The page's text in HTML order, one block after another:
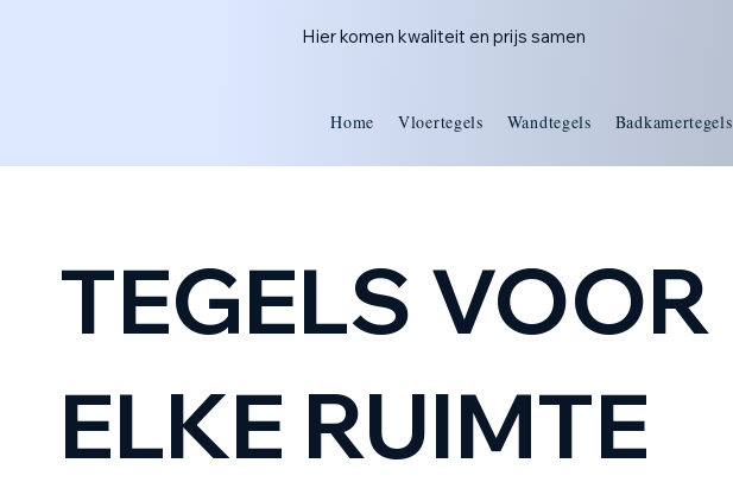
Hier komen kwaliteit en prijs samen
Home Vloertegels Wandtegels Badkamertegels
TEGELS VOOR
ELKE RUIMTE